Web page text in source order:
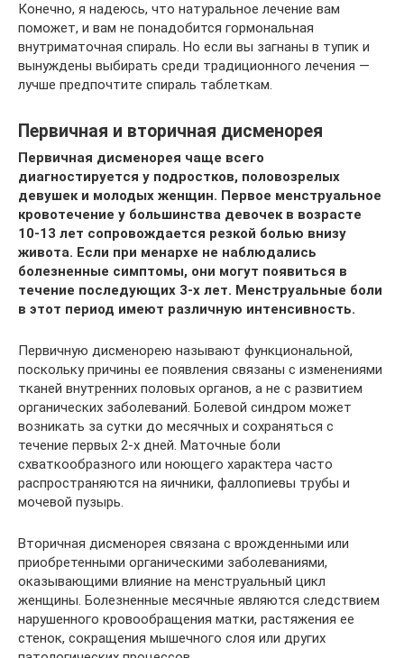
Конечно, я надеюсь, что натуральное лечение вам
поможет, и вам не понадобится гормональная
внутриматочная спираль. Но если вы загнаны в тупик и
вынуждены выбирать среди традиционного лечения —
лучше предпочтите спираль таблеткам.
Первичная и вторичная дисменорея
Первичная дисменорея чаще всего
диагностируется у подростков, половозрелых
девушек и молодых женщин. Первое менструальное
кровотечение у большинства девочек в возрасте
10-13 лет сопровождается резкой болью внизу
живота. Если при менархе не наблюдались
болезненные симптомы, они могут появиться в
течение последующих 3-х лет. Менструальные боли
в этот период имеют различную интенсивность.
Первичную дисменорею называют функциональной,
поскольку причины ее появления связаны с изменениями
тканей внутренних половых органов, а не с развитием
органических заболеваний. Болевой синдром может
возникать за сутки до месячных и сохраняться с
течение первых 2-х дней. Маточные боли
схваткообразного или ноющего характера часто
распространяются на яичники, фаллопиевы трубы и
мочевой пузырь.
Вторичная дисменорея связана с врожденными или
приобретенными органическими заболеваниями,
оказывающими влияние на менструальный цикл
женщины. Болезненные месячные являются следствием
нарушенного кровообращения матки, растяжения ее
стенок, сокращения мышечного слоя или других